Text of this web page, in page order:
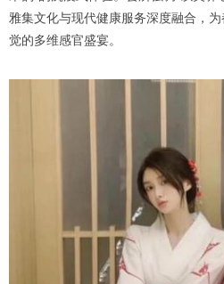
雅集文化与现代健康服务深度融合，
觉的多维感官盛宴。